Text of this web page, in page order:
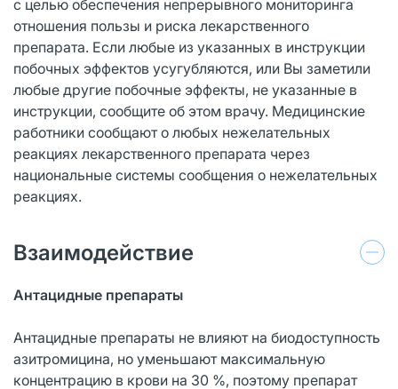
с целью обеспечения непрерывного мониторинга
отношения пользы и риска лекарственного
препарата. Если любые из указанных в инструкции
побочных эффектов усугубляются, или Вы заметили
любые другие побочные эффекты, не указанные в
инструкции, сообщите об этом врачу. Медицинские
работники сообщают о любых нежелательных
реакциях лекарственного препарата через
национальные системы сообщения о нежелательных
реакциях.
Взаимодействие
Антацидные препараты
Антацидные препараты не влияют на биодоступность
азитромицина, но уменьшают максимальную
концентрацию в крови на 30 %, поэтому препарат